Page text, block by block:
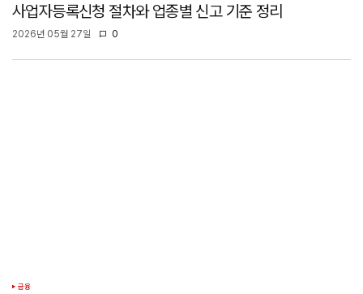
사업자등록신청 절차와 업종별 신고 기준 정리
2026년 05월 27일 0
금융